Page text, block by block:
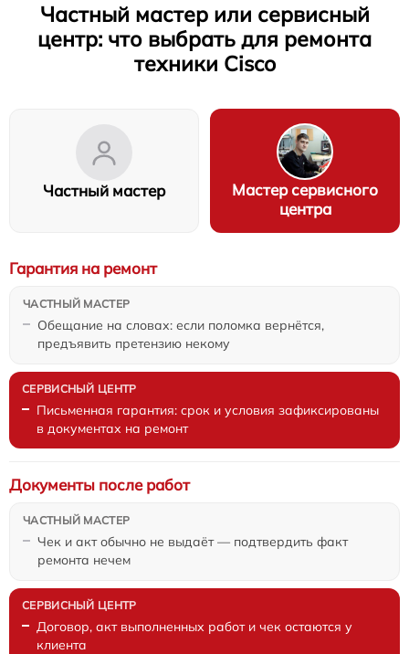
Частный мастер или сервисный
центр: что выбрать для ремонта
техники Cisco
Частный мастер
Мастер сервисного
центра
Обещание на словах: если поломка вернётся,
предъявить претензию некому
Гарантия на ремонт
Письменная гарантия: срок и условия зафиксированы
в документах на ремонт
Чек и акт обычно не выдаёт — подтвердить факт
ремонта нечем
Документы после работ
Договор, акт выполненных работ и чек остаются у
клиента